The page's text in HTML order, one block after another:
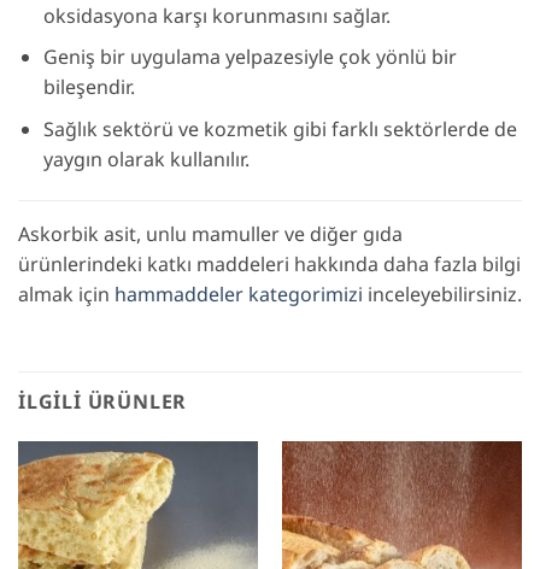
oksidasyona karşı korunmasını sağlar.
Geniş bir uygulama yelpazesiyle çok yönlü bir
bileşendir.
Sağlık sektörü ve kozmetik gibi farklı sektörlerde de
yaygın olarak kullanılır.
Askorbik asit, unlu mamuller ve diğer gıda
ürünlerindeki katkı maddeleri hakkında daha fazla bilgi
almak için hammaddeler kategorimizi inceleyebilirsiniz.
İLGILI ÜRÜNLER